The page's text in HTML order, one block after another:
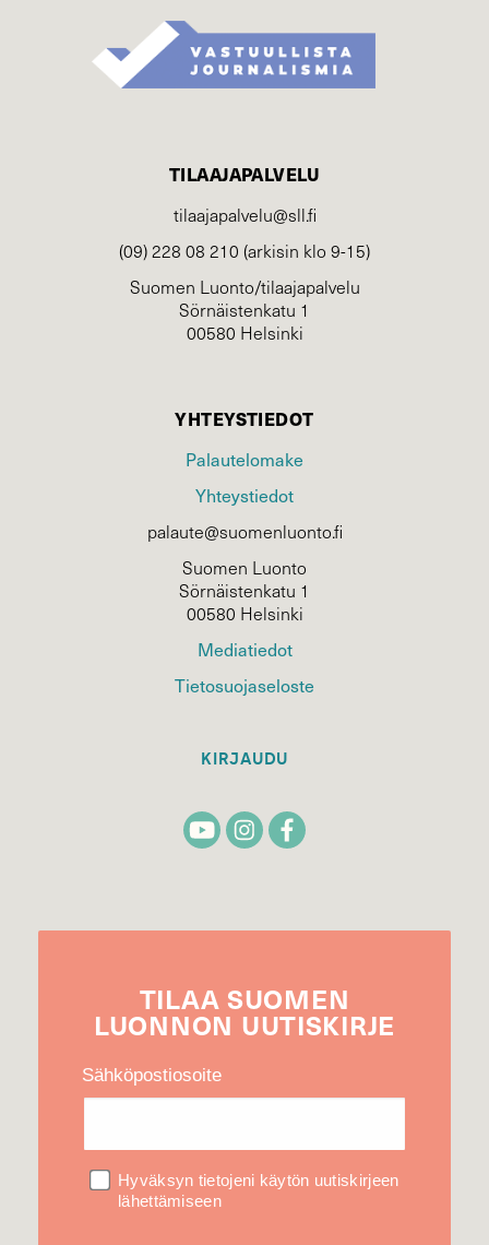
TILAAJAPALVELU
tilaajapalvelu@sll.fi
(09) 228 08 210 (arkisin klo 9-15)
Suomen Luonto/tilaajapalvelu
Sörnäistenkatu 1
00580 Helsinki
YHTEYSTIEDOT
Palautelomake
Yhteystiedot
palaute@suomenluonto.fi
Suomen Luonto
Sörnäistenkatu 1
00580 Helsinki
Mediatiedot
Tietosuojaseloste
KIRJAUDU
TILAA SUOMEN
LUONNON UUTIS­KIRJE
Sähköpostiosoite
Hyväksyn tietojeni käytön uutiskirjeen
lähettämiseen